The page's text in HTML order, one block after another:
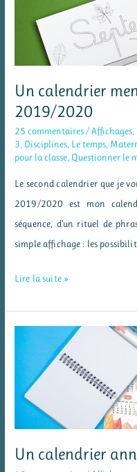
résolution
problèmes
Un calendrier
2019/2020
25 commentaires/Affichages,
3, Disciplines, Le temps,
pour la classe, Questionner le
Le second calendrier que je
2019/2020 est mon
séquence, d’un rituel de
simple affichage : les
Un
2019/2020
Lire la suite »
Un calendrier